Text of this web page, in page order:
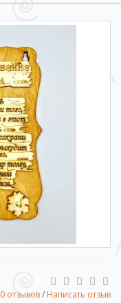
0 отзывов/ Написать отзыв